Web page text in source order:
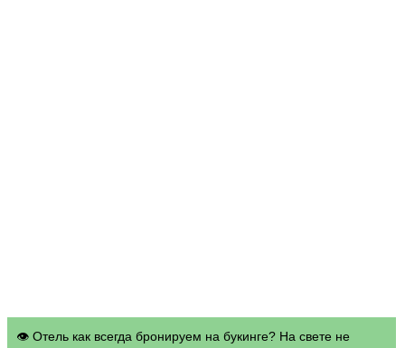
👁 Отель как всегда бронируем на букинге? На свете не